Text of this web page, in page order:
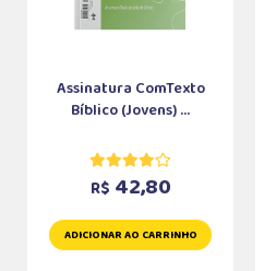
Assinatura ComTexto
Bíblico (Jovens) ...
R$ 42,80
ADICIONAR AO CARRINHO